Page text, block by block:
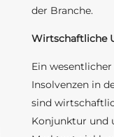
der Branche.
Wirtschaftliche
Ein
Insolvenzen in
sind
Konjunktur und